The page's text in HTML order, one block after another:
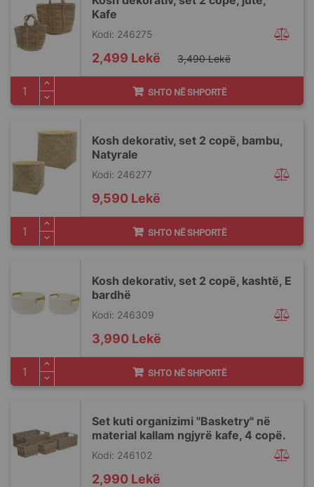
Kafe
Kodi: 246275
Special
Price
2,499 Lekë 3,490 Lekë
SHTO NË SHPORTË
Kosh dekorativ, set 2 copë, bambu,
Natyrale
Kodi: 246277
9,590 Lekë
SHTO NË SHPORTË
Kosh dekorativ, set 2 copë, kashtë, E
bardhë
Kodi: 246309
3,990 Lekë
SHTO NË SHPORTË
Set kuti organizimi ''Basketry'' në
material kallam ngjyrë kafe, 4 copë.
Kodi: 246102
2,990 Lekë